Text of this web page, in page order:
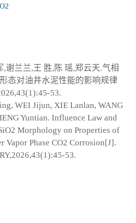
2
谢兰兰,王 胜,陈 瑶,郑云天.气相
形态对油井水泥性能的影响规律
53.
WEI Jijun, XIE Lanlan, WANG
Yuntian. Influence Law and
2 Morphology on Properties of
Vapor Phase CO2 Corrosion[J].
53.